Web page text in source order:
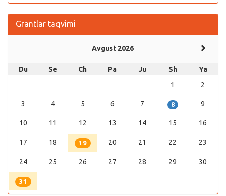
Grantlar taqvimi
Avgust 2026
Du Se Ch Pa Ju Sh
Ya
1
2
3 4 5 6 7 8 9
10 11 12 13 14 15 16
17 18 19 20 21 22 23
24 25 26 27 28 29 30
31